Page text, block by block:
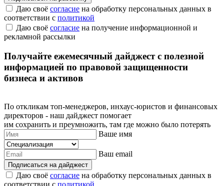
Даю своё согласие на обработку персональных данных в
соответствии с политикой
Даю своё согласие на получение информационной и
рекламной рассылки
Получайте ежемесячный дайджест с полезной
информацией по правовой защищенности
бизнеса и активов
По откликам топ-менеджеров, инхаус-юристов и финансовых
директоров - наш дайджест помогает
им сохранить и преумножить, там где можно было потерять
Ваше имя
Ваш email
Подписаться на дайджест
Даю своё согласие на обработку персональных данных в
соответствии с политикой